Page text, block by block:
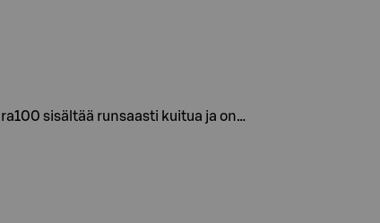
sisältää runsaasti kuitua ja on…